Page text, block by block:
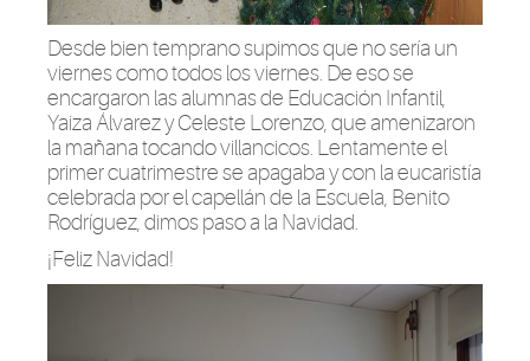
Desde bien temprano supimos que no sería un
viernes como todos los viernes. De eso se
encargaron las alumnas de Educación Infantil,
Yaiza Álvarez y Celeste Lorenzo, que amenizaron
la mañana tocando villancicos. Lentamente el
primer cuatrimestre se apagaba y con la eucaristía
celebrada por el capellán de la Escuela, Benito
Rodríguez, dimos paso a la Navidad.
¡Feliz Navidad!